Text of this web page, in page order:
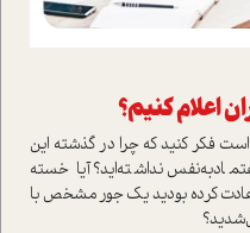
اعلام کنیم؟
فکر کنید که چرا در گذشته این
نداشته‌اید؟ آیا خسته
عادت کرده بودید یک جور مشخص با